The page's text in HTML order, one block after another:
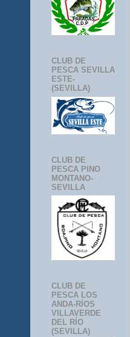
CLUB DE
PESCA SEVILLA
ESTE-
(SEVILLA)
CLUB DE
PESCA PINO
MONTANO-
SEVILLA
CLUB DE
PESCA LOS
ANDA-RÍOS
VILLAVERDE
DEL RÍO
(SEVILLA)